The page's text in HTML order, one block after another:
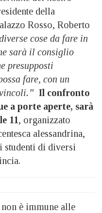
della
Rosso, Roberto
cose da fare in
sarà il consiglio
presupposti
fare, con un
Il confronto
a porte aperte, sarà
11, organizzato
alessandrina,
studenti di diversi
è immune alle